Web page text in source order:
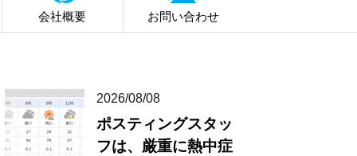
会社概要 お問い合わせ
2026/08/08
ポスティングスタッ
フは、厳重に熱中症